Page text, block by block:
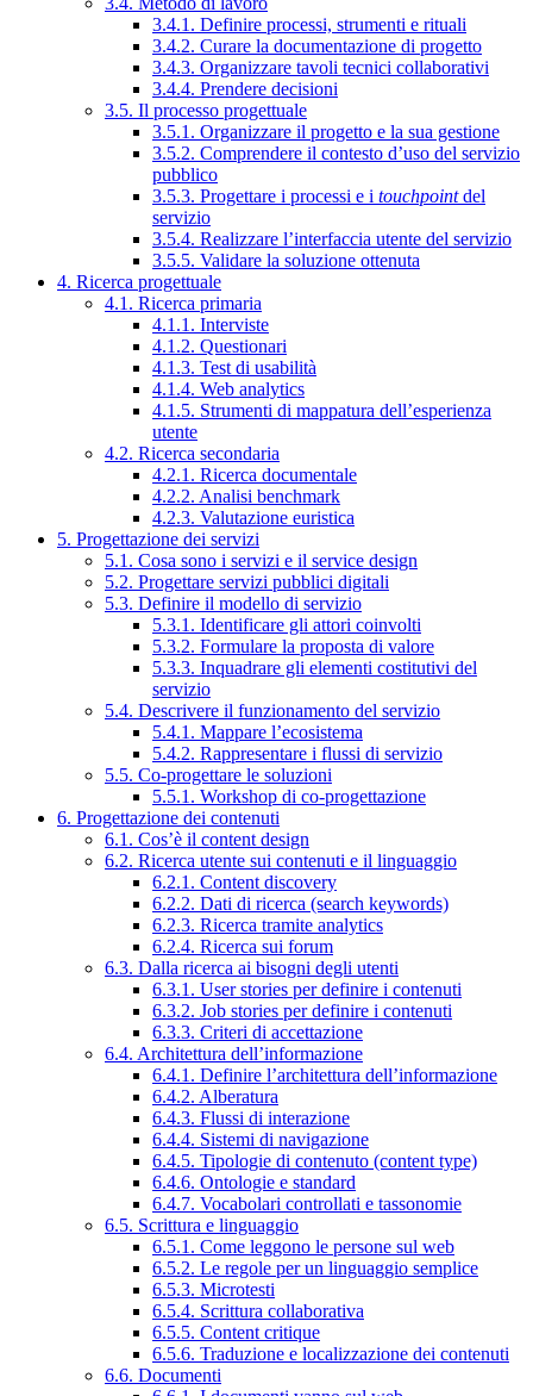
3.4.1. Definire processi, strumenti e rituali
3.4.2. Curare la documentazione di progetto
3.4.3. Organizzare tavoli tecnici collaborativi
3.4.4. Prendere decisioni
3.5. Il processo progettuale
3.5.1. Organizzare il progetto e la sua gestione
3.5.2. Comprendere il contesto d’uso del servizio
pubblico
3.5.3. Progettare i processi e i touchpointdel
servizio
3.5.4. Realizzare l’interfaccia utente del servizio
3.5.5. Validare la soluzione ottenuta
4. Ricerca progettuale
4.1. Ricerca primaria
4.1.1. Interviste
4.1.2. Questionari
4.1.3. Test di usabilità
4.1.4. Web analytics
4.1.5. Strumenti di mappatura dell’esperienza
utente
4.2. Ricerca secondaria
4.2.1. Ricerca documentale
4.2.2. Analisi benchmark
4.2.3. Valutazione euristica
5. Progettazione dei servizi
5.1. Cosa sono i servizi e il service design
5.2. Progettare servizi pubblici digitali
5.3. Definire il modello di servizio
5.3.1. Identificare gli attori coinvolti
5.3.2. Formulare la proposta di valore
5.3.3. Inquadrare gli elementi costitutivi del
servizio
5.4. Descrivere il funzionamento del servizio
5.4.1. Mappare l’ecosistema
5.4.2. Rappresentare i flussi di servizio
5.5. Co-progettare le soluzioni
5.5.1. Workshop di co-progettazione
6. Progettazione dei contenuti
6.1. Cos’è il content design
6.2. Ricerca utente sui contenuti e il linguaggio
6.2.1. Content discovery
6.2.2. Dati di ricerca (search keywords)
6.2.3. Ricerca tramite analytics
6.2.4. Ricerca sui forum
6.3. Dalla ricerca ai bisogni degli utenti
6.3.1. User stories per definire i contenuti
6.3.2. Job stories per definire i contenuti
6.3.3. Criteri di accettazione
6.4. Architettura dell’informazione
6.4.1. Definire l’architettura dell’informazione
6.4.2. Alberatura
6.4.3. Flussi di interazione
6.4.4. Sistemi di navigazione
6.4.5. Tipologie di contenuto (content type)
6.4.6. Ontologie e standard
6.4.7. Vocabolari controllati e tassonomie
6.5. Scrittura e linguaggio
6.5.1. Come leggono le persone sul web
6.5.2. Le regole per un linguaggio semplice
6.5.3. Microtesti
6.5.4. Scrittura collaborativa
6.5.5. Content critique
6.5.6. Traduzione e localizzazione dei contenuti
6.6. Documenti